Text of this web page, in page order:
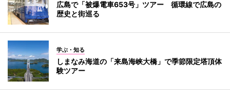
広島で「被爆電車653号」ツアー 循環線で広島の
歴史と街巡る
学ぶ・知る
しまなみ海道の「来島海峡大橋」で季節限定塔頂体
験ツアー